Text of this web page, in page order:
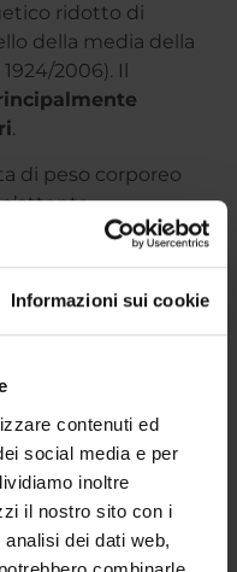
Informazioni sui cookie
contenuti ed
social media e per
inoltre
il nostro sito con i
dei dati web,
ridotto di
della media della
2006). Il
.
di peso corporeo
nutrizionali del
,le calorie
comunque tante
.
e affidarsi
per perdere peso
e stabile,